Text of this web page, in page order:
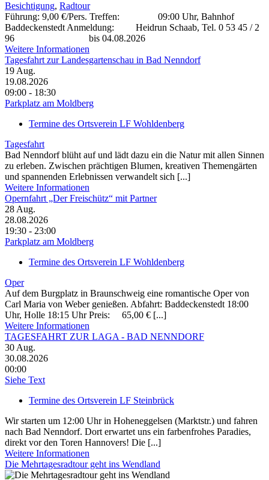
Besichtigung, Radtour
Führung: 9,00 €/Pers. Treffen: 09:00 Uhr, Bahnhof
Baddeckenstedt Anmeldung: Heidrun Schaab, Tel. 0 53 45 / 2
96 bis 04.08.2026
Weitere Informationen
Tagesfahrt zur Landesgartenschau in Bad Nenndorf
19 Aug.
19.08.2026
09:00 - 18:30
Parkplatz am Moldberg
Termine des Ortsverein LF Wohldenberg
Tagesfahrt
Bad Nenndorf blüht auf und lädt dazu ein die Natur mit allen Sinnen
zu erleben. Zwischen prächtigen Blumen, kreativen Themengärten
und spannenden Erlebnissen verwandelt sich [...]
Weitere Informationen
Opernfahrt „Der Freischütz“ mit Partner
28 Aug.
28.08.2026
19:30 - 23:00
Parkplatz am Moldberg
Termine des Ortsverein LF Wohldenberg
Oper
Auf dem Burgplatz in Braunschweig eine romantische Oper von
Carl Maria von Weber genießen. Abfahrt: Baddeckenstedt 18:00
Uhr, Holle 18:15 Uhr Preis: 65,00 € [...]
Weitere Informationen
TAGESFAHRT ZUR LAGA - BAD NENNDORF
30 Aug.
30.08.2026
00:00
Siehe Text
Termine des Ortsverein LF Steinbrück
Wir starten um 12:00 Uhr in Hoheneggelsen (Marktstr.) und fahren
nach Bad Nenndorf. Dort erwartet uns ein farbenfrohes Paradies,
direkt vor den Toren Hannovers! Die [...]
Weitere Informationen
Die Mehrtagesradtour geht ins Wendland